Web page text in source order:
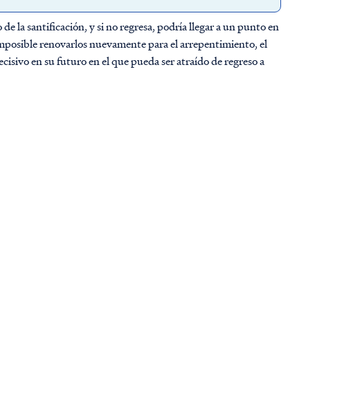
la santificación, y si no regresa, podría llegar a un punto en
renovarlos nuevamente para el arrepentimiento, el
en su futuro en el que pueda ser atraído de regreso a